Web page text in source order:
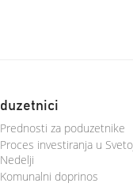
Prednosti za poduzetnike
Proces investiranja u
Nedelji
Komunalni doprinos